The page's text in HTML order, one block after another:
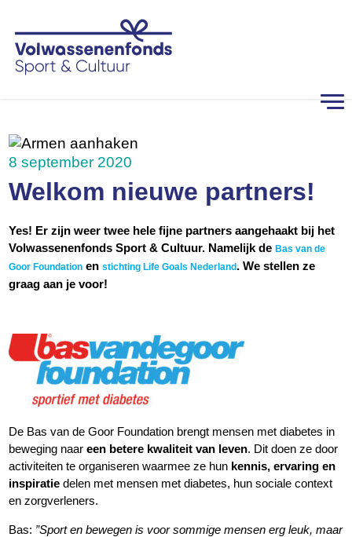
8 september 2020
Welkom nieuwe partners!
Yes! Er zijn weer twee hele fijne partners aangehaakt bij het
Volwassenenfonds Sport & Cultuur. Namelijk deBas van de
Goor Foundation enstichting Life Goals Nederland . We stellen ze
graag aan je voor!
De Bas van de Goor Foundation brengt mensen met diabetes in
beweging naareen betere kwaliteit van leven. Dit doen ze door
activiteiten te organiseren waarmee ze hun kennis, ervaring en
inspiratie delen met mensen met diabetes, hun sociale context
en zorgverleners.
Bas: ”Sport en bewegen is voor sommige mensen erg leuk, maar